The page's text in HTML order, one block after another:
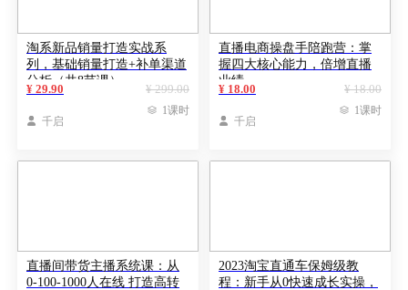
淘系新品销量打造实战系
列，基础销量打造+补单渠道
分析（共8节课）
¥ 299.00
¥ 29.90
 千启
 1课时
直播电商操盘手陪跑营：掌
握四大核心能力，倍增直播
业绩
¥ 18.00
¥ 18.00
 千启
 1课时
直播间带货主播系统课：从
0-100-1000人在线 打造高转
2023淘宝直通车保姆级教
程：新手从0快速成长实操，